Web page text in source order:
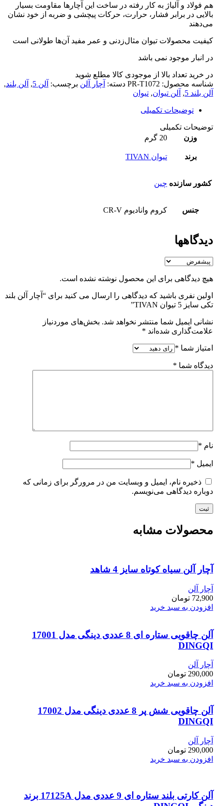
هم فولاد و آلیاژ به کار رفته در ساخت این آچارها مقاومت بسیار
بالایی در برابر فشار، حرارت، حرکات پیچشی و ضربه از خود نشان
می‌دهند
کیفیت محصولات تیوان مثال‌زدنی و عمر مفید آن‌ها طولانی است
در انبار موجود نمی باشد
در خرید تعداد بالا از موجودی کالا مطلع شوید
شناسه محصول: PR-T1072 دسته: آچار آلن برچسب: آلن 5 , آلن بلند,
آلن بلند 5
, آلن تیوان, تیوان
توضیحات تکمیلی
توضیحات تکمیلی
وزن
20 گرم
برند تیوان TIVAN
کشور سازنده چین
جنس کروم وانادیوم CR-V
دیدگاهها
هیچ دیدگاهی برای این محصول نوشته نشده است.
اولین نفری باشید که دیدگاهی را ارسال می کنید برای “آچار آلن بلند
تکی سایز 5 تیوان TIVAN”
نشانی ایمیل شما منتشر نخواهد شد. بخش‌های موردنیاز
علامت‌گذاری شده‌اند *
امتیاز شما *
دیدگاه شما *
نام *
ایمیل *
ذخیره نام، ایمیل و وبسایت من در مرورگر برای زمانی که
دوباره دیدگاهی می‌نویسم.
محصولات مشابه
آچار آلن سیاه کوتاه سایز 4 شاهد
آچار آلن
72,900 تومان
افزودن به سبد خرید
آلن چاقویی ستاره ای 8 عددی دینگی مدل 17001
DINGQI
آچار آلن
290,000 تومان
افزودن به سبد خرید
آلن چاقویی شش پر 8 عددی دینگی مدل 17002
DINGQI
آچار آلن
290,000 تومان
افزودن به سبد خرید
آلن کارتی بلند ستاره ای 9 عددی مدل 17125A برند